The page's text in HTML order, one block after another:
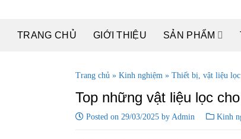
TRANG CHỦ GIỚI THIỆU SẢN PHẨM
Trang chủ » Kinh nghiệm » Thiết bị, vật liệu lọc
Top những vật liệu lọc
Posted on 29/03/2025 by Admin Kinh